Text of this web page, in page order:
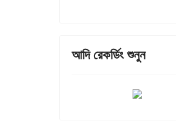
আদি রেকর্ডিং শুনুন